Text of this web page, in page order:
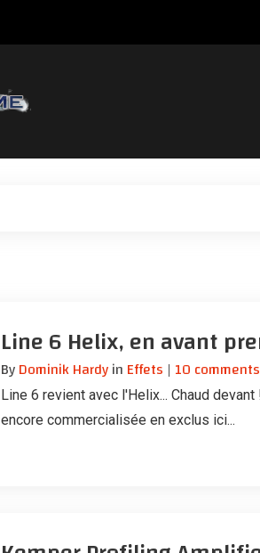
Line 6 Helix, en avant
ByDominik Hardyin Effets | 10 comments
Line 6 revient avec l'Helix... Chaud
encore commercialisée en exclus ici...